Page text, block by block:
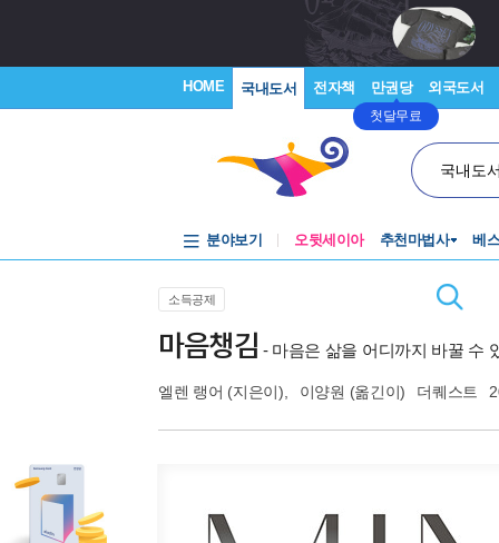
HOME 국내도서 전자책 만권당
첫달무료
외국도서
국내도
분야보기 오뒷세이아 추천마법사 베
소득공제
마음챙김 - 마음은 삶을 어디까지 바꿀 수
엘렌 랭어 (지은이), 이양원 (옮긴이) 더퀘스트